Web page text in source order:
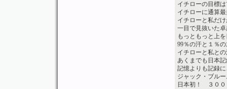
イチローの目標
イチローに通算
イチローと私だ
一目で見抜いた
もっともっと上
99％の汗と１％
イチローと私と
あくまでも日本
記憶よりも記録
ジャック・ブル
日本初！ ３００